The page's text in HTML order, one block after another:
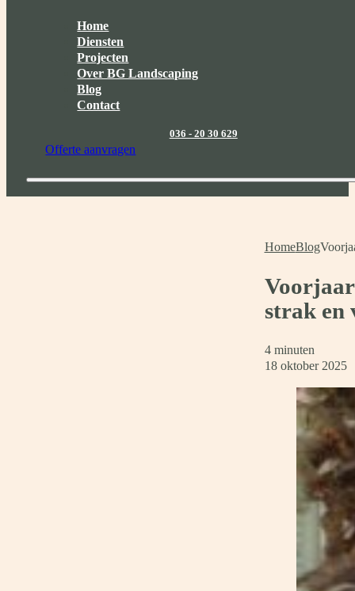
Home
Diensten
Projecten
Over BG Landscaping
Blog
Contact
036 - 20 30 629
Offerte aanvragen
HomeBlog
strak en
4 minuten
18 oktober 2025